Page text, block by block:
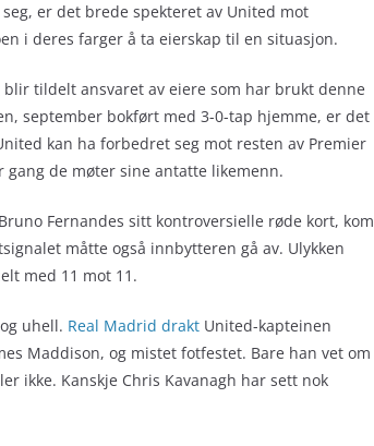
er det brede spekteret av United mot
i deres farger å ta eierskap til en situasjon.
tildelt ansvaret av eiere som har brukt denne
september bokført med 3-0-tap hjemme, er det
kan ha forbedret seg mot resten av Premier
de møter sine antatte likemenn.
Fernandes sitt kontroversielle røde kort, kom
måtte også innbytteren gå av. Ulykken
med 11 mot 11.
uhell. Real Madrid drakt United-kapteinen
Maddison, og mistet fotfestet. Bare han vet om
ikke. Kanskje Chris Kavanagh har sett nok